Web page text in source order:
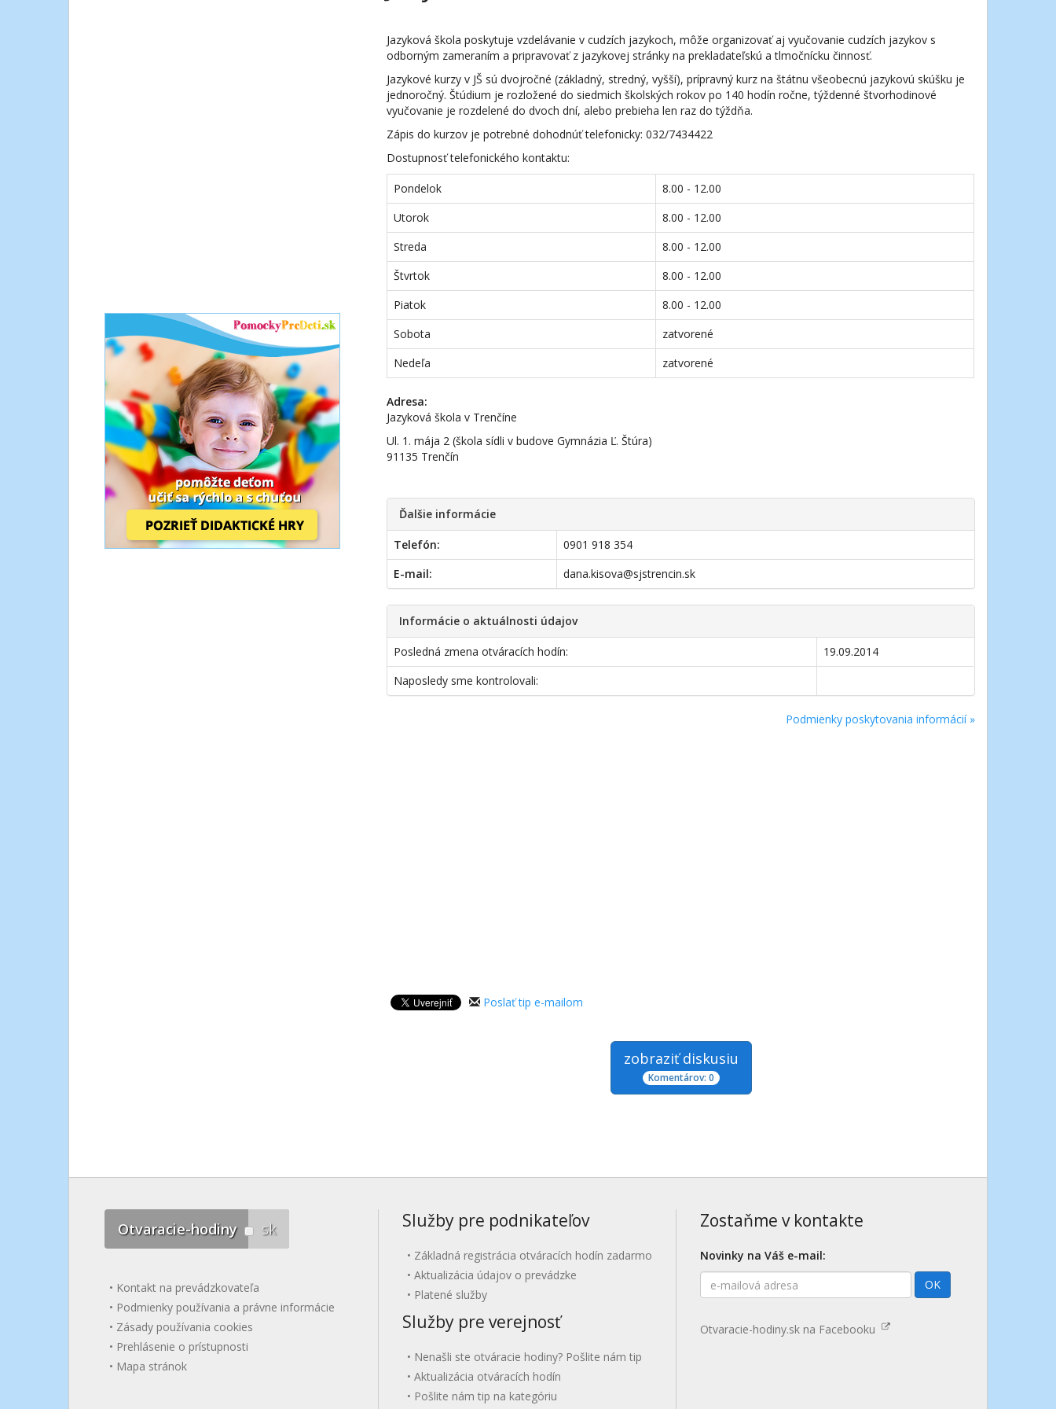
Jazyková škola poskytuje vzdelávanie v cudzích jazykoch, môže organizovať aj vyučovanie cudzích jazykov s
odborným zameraním a pripravovať z jazykovej stránky na prekladateľskú a tlmočnícku činnosť.
Jazykové kurzy v JŠ sú dvojročné (základný, stredný, vyšší), prípravný kurz na štátnu všeobecnú jazykovú skúšku je
jednoročný. Štúdium je rozložené do siedmich školských rokov po 140 hodín ročne, týždenné štvorhodinové
vyučovanie je rozdelené do dvoch dní, alebo prebieha len raz do týždňa.
Zápis do kurzov je potrebné dohodnúť telefonicky: 032/7434422
Dostupnosť telefonického kontaktu:
Pondelok
8.00 - 12.00
Utorok
8.00 - 12.00
Streda
8.00 - 12.00
Štvrtok
8.00 - 12.00
Piatok
8.00 - 12.00
Sobota
zatvorené
Nedeľa
zatvorené
Adresa:
Jazyková škola v Trenčíne
Ul. 1. mája 2 (škola sídli v budove Gymnázia Ľ. Štúra)
91135 Trenčín
Ďalšie informácie
Telefón:
0901 918 354
E-mail:
dana.kisova@sjstrencin.sk
Informácie o aktuálnosti údajov
Posledná zmena otváracích hodín:
19.09.2014
Naposledy sme kontrolovali:
Podmienky poskytovania informácií »
Poslať tip e-mailom
zobraziť diskusiu
Komentárov: 0
Otvaracie-hodiny sk
Kontakt na prevádzkovateľa
Podmienky používania a právne informácie
Zásady používania cookies
Prehlásenie o prístupnosti
Mapa stránok
Služby pre podnikateľov
Základná registrácia otváracích hodín zadarmo
Aktualizácia údajov o prevádzke
Platené služby
Služby pre verejnosť
Nenašli ste otváracie hodiny? Pošlite nám tip
Aktualizácia otváracích hodín
Pošlite nám tip na kategóriu
Zostaňme v kontakte
Novinky na Váš e-mail:
E-
mailová
OK
Otvaracie-hodiny.sk na Facebooku